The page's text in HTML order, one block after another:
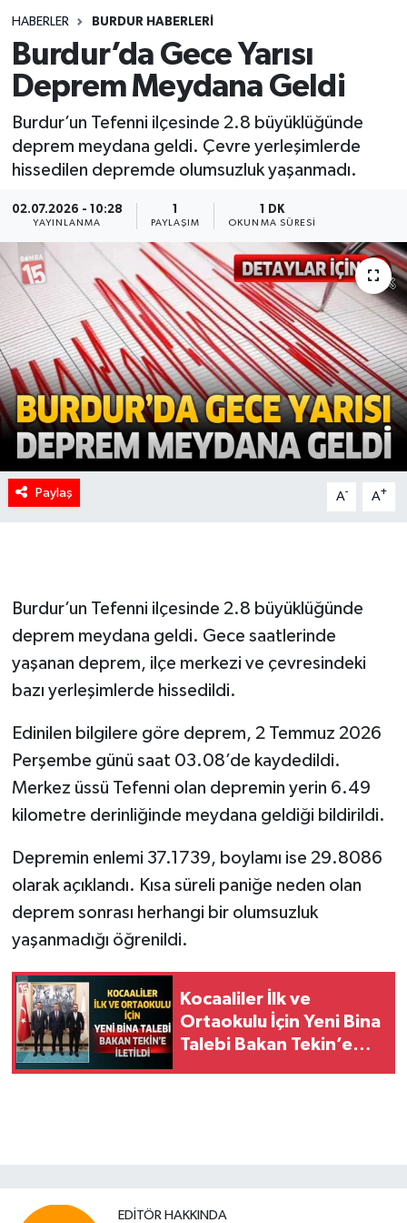
HABERLER BURDUR HABERLERİ
Burdur’da Gece Yarısı
Deprem Meydana Geldi
Burdur’un Tefenni ilçesinde 2.8 büyüklüğünde
deprem meydana geldi. Çevre yerleşimlerde
hissedilen depremde olumsuzluk yaşanmadı.
02.07.2026 - 10:28
YAYINLANMA
1
PAYLAŞIM
1 DK
OKUNMA SÜRESI
Paylaş A- A+
Burdur’un Tefenni ilçesinde 2.8 büyüklüğünde
deprem meydana geldi. Gece saatlerinde
yaşanan deprem, ilçe merkezi ve çevresindeki
bazı yerleşimlerde hissedildi.
Edinilen bilgilere göre deprem, 2 Temmuz 2026
Perşembe günü saat 03.08’de kaydedildi.
Merkez üssü Tefenni olan depremin yerin 6.49
kilometre derinliğinde meydana geldiği bildirildi.
Depremin enlemi 37.1739, boylamı ise 29.8086
olarak açıklandı. Kısa süreli paniğe neden olan
deprem sonrası herhangi bir olumsuzluk
yaşanmadığı öğrenildi.
Kocaaliler İlk ve
Ortaokulu İçin Yeni Bina
Talebi Bakan Tekin’e
EDITÖR HAKKINDA
Spor
Tebrik
Türkiye